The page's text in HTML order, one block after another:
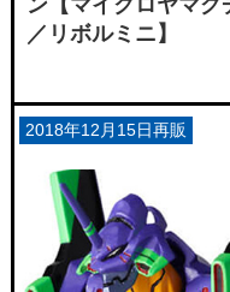
／リボルミニ】
2018年12月15日再販